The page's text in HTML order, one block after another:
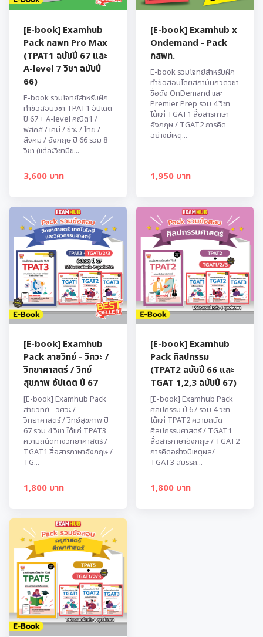
[E-book] Examhub
Pack กสพท Pro Max
(TPAT1 ฉบับปี 67 และ
A-level 7 วิชา ฉบับปี
66)
E-book รวมโจทย์สำหรับฝึก
ทำข้อสอบวิชา TPAT1 อัปเดต
ปี 67 + A-level คณิต1 /
ฟิสิกส์ / เคมี / ชีวะ / ไทย /
สังคม / อังกฤษ ปี 66 รวม 8
วิชา (แต่ละวิชามีข...
3,600 บาท
[E-book] Examhub x
Ondemand - Pack
กสพท.
E-book รวมโจทย์สำหรับฝึก
ทำข้อสอบโดยสถาบันกวดวิชา
ชื่อดัง OnDemand และ
Premier Prep รวม 4 วิชา
ได้แก่ TGAT1 สื่อสารภาษา
อังกฤษ / TGAT2 การคิด
อย่างมีเหตุ...
1,950 บาท
[E-book] Examhub
Pack สายวิทย์ - วิศวะ /
วิทยาศาสตร์ / วิทย์
สุขภาพ อัปเดต ปี 67
[E-book] Examhub Pack
สายวิทย์ - วิศวะ /
วิทยาศาสตร์ / วิทย์สุขภาพ ปี
67 รวม 4 วิชา ได้แก่ TPAT3
ความถนัดทางวิทยาศาสตร์ /
TGAT1 สื่อสารภาษาอังกฤษ /
TG...
1,800 บาท
[E-book] Examhub
Pack ศิลปกรรม
(TPAT2 ฉบับปี 66 และ
TGAT 1,2,3 ฉบับปี 67)
[E-book] Examhub Pack
ศิลปกรรม ปี 67 รวม 4 วิชา
ได้แก่ TPAT2 ความถนัด
ศิลปกรรมศาสตร์ / TGAT1
สื่อสารภาษาอังกฤษ / TGAT2
การคิดอย่างมีเหตุผล/
TGAT3 สมรรถ...
1,800 บาท